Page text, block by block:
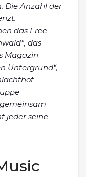
Die Anzahl der
das Free-
das
Magazin
Untergrund“,
jeder seine